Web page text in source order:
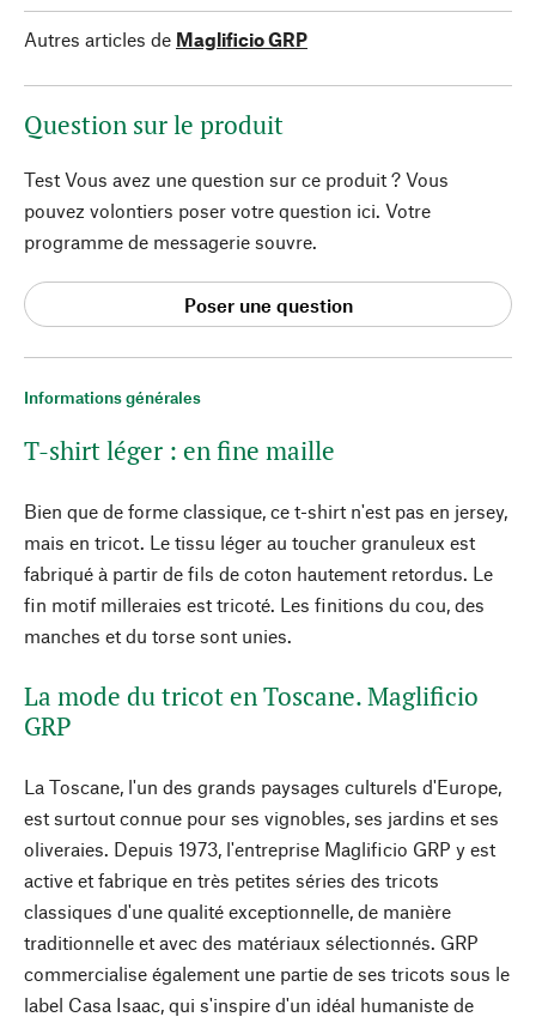
Informations générales
T-shirt léger : en fine maille
Bien que de forme classique, ce t-shirt n'est pas en jersey,
mais en tricot. Le tissu léger au toucher granuleux est
fabriqué à partir de fils de coton hautement retordus. Le
fin motif milleraies est tricoté. Les finitions du cou, des
manches et du torse sont unies.
La mode du tricot en Toscane. Maglificio
GRP
La Toscane, l'un des grands paysages culturels d'Europe,
est surtout connue pour ses vignobles, ses jardins et ses
oliveraies. Depuis 1973, l'entreprise Maglificio GRP y est
active et fabrique en très petites séries des tricots
classiques d'une qualité exceptionnelle, de manière
traditionnelle et avec des matériaux sélectionnés. GRP
commercialise également une partie de ses tricots sous le
label Casa Isaac, qui s'inspire d'un idéal humaniste de
Autres articles de Maglificio GRP
Question sur le produit
Test Vous avez une question sur ce produit ? Vous
pouvez volontiers poser votre question ici. Votre
programme de messagerie souvre.
Poser une question